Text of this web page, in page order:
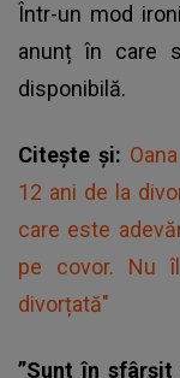
Într-un mod
anunț în care
disponibilă.
Citește și:
12 ani de la
care este
pe covor. Nu
divorțată"
”Sunt în